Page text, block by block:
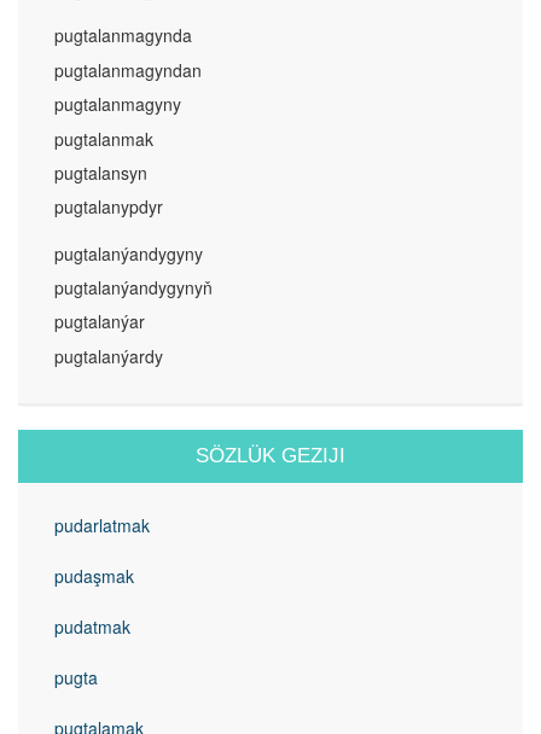
pugtalanmagynda
pugtalanmagyndan
pugtalanmagyny
pugtalanmak
pugtalansyn
pugtalanypdyr
pugtalanýandygyny
pugtalanýandygynyň
pugtalanýar
pugtalanýardy
SÖZLÜK GEZIJI
pudarlatmak
pudaşmak
pudatmak
pugta
pugtalamak